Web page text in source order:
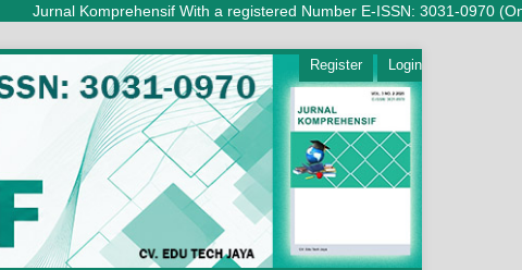
Jurnal Komprehensif With a registered Number E-ISSN: 3031-0970
Register Login